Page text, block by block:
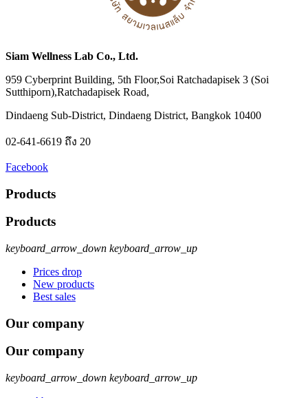
Siam Wellness Lab Co., Ltd.
959 Cyberprint Building, 5th Floor,Soi Ratchadapisek 3 (Soi
Sutthiporn),Ratchadapisek Road,
Dindaeng Sub-District, Dindaeng District, Bangkok 10400
02-641-6619 ถึง 20
Facebook
Products
Products
keyboard_arrow_down keyboard_arrow_up
Prices drop
New products
Best sales
Our company
Our company
keyboard_arrow_down keyboard_arrow_up